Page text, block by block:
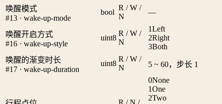
唤醒模式
#13 · wake-up-mode
bool
R / W /
N
—
唤醒开启方式
#16 · wake-up-style
uint8
R / W /
N
1Left
2Right
3Both
唤醒的渐变时长
#17 · wake-up-duration
uint8
R / W /
N
5 ~ 60，步长 1
R / N /
0None
1One
2Two